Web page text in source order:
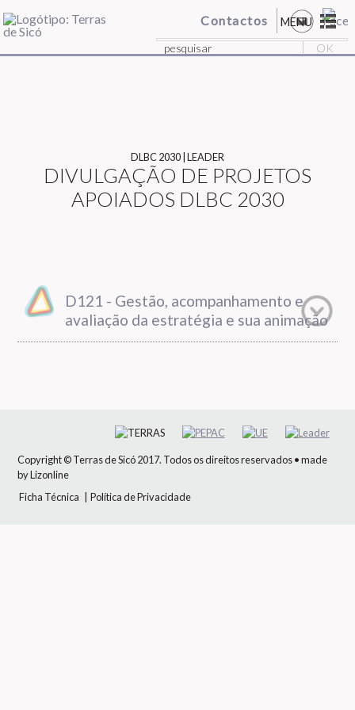
Contactos MENU
DLBC 2030 | LEADER
DIVULGAÇÃO DE PROJETOS
APOIADOS DLBC 2030
D121 - Gestão, acompanhamento e
avaliação da estratégia e sua animação
Copyright © Terras de Sicó 2017. Todos os direitos reservados• made
byLizonline
Ficha Técnica
|Política de Privacidade